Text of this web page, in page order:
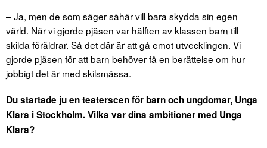
– Ja, men de som säger såhär vill bara skydda sin egen
värld. När vi gjorde pjäsen var hälften av klassen barn till
skilda föräldrar. Så det där är att gå emot utvecklingen. Vi
gjorde pjäsen för att barn behöver få en berättelse om hur
jobbigt det är med skilsmässa.
Du startade ju en teaterscen för barn och ungdomar, Unga
Klara i Stockholm. Vilka var dina ambitioner med Unga
Klara?